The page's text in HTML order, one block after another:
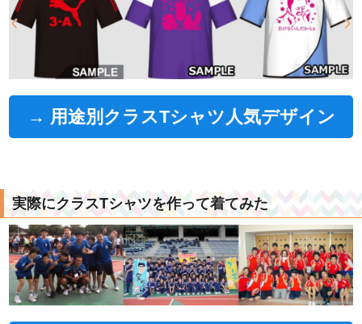
→ 用途別クラスTシャツ人気デザイン
実際にクラスTシャツを作って着てみた